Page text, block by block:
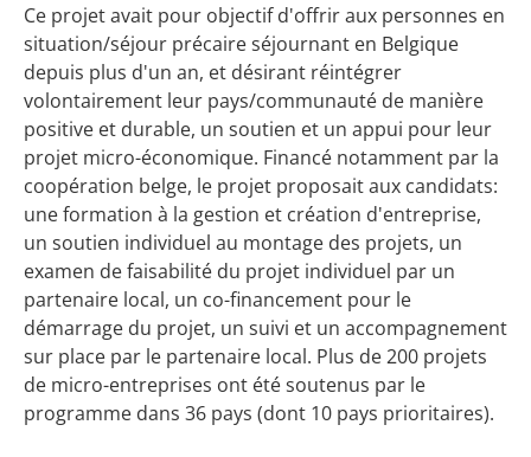
Ce projet avait pour objectif d'offrir aux personnes en
situation/séjour précaire séjournant en Belgique
depuis plus d'un an, et désirant réintégrer
volontairement leur pays/communauté de manière
positive et durable, un soutien et un appui pour leur
projet micro-économique. Financé notamment par la
coopération belge, le projet proposait aux candidats:
une formation à la gestion et création d'entreprise,
un soutien individuel au montage des projets, un
examen de faisabilité du projet individuel par un
partenaire local, un co-financement pour le
démarrage du projet, un suivi et un accompagnement
sur place par le partenaire local. Plus de 200 projets
de micro-entreprises ont été soutenus par le
programme dans 36 pays (dont 10 pays prioritaires).